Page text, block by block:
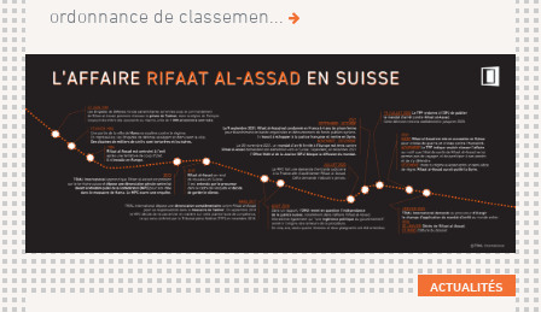
ordonnance de classemen...
ACTUALITÉS